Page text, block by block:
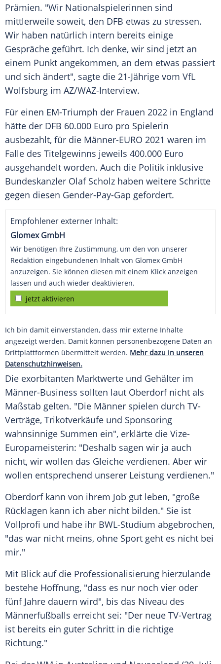
Prämien. "Wir Nationalspielerinnen sind
mittlerweile soweit, den DFB etwas zu stressen.
Wir haben natürlich intern bereits einige
Gespräche geführt. Ich denke, wir sind jetzt an
einem Punkt angekommen, an dem etwas passiert
und sich ändert", sagte die 21-Jährige vom VfL
Wolfsburg im AZ/WAZ-Interview.
Für einen EM-Triumph der Frauen 2022 in England
hätte der DFB 60.000 Euro pro Spielerin
ausbezahlt, für die Männer-EURO 2021 waren im
Falle des Titelgewinns jeweils 400.000 Euro
ausgehandelt worden. Auch die Politik inklusive
Bundeskanzler Olaf Scholz haben weitere Schritte
gegen diesen Gender-Pay-Gap gefordert.
Empfohlener externer Inhalt:
Glomex GmbH
Wir benötigen Ihre Zustimmung, um den von unserer
Redaktion eingebundenen Inhalt von Glomex GmbH
anzuzeigen. Sie können diesen mit einem Klick anzeigen
lassen und auch wieder deaktivieren.
jetzt aktivieren
Ich bin damit einverstanden, dass mir externe Inhalte
angezeigt werden. Damit können personenbezogene Daten an
Drittplattformen übermittelt werden. Mehr dazu in unseren
Datenschutzhinweisen.
Die exorbitanten Marktwerte und Gehälter im
Männer-Business sollten laut Oberdorf nicht als
Maßstab gelten. "Die Männer spielen durch TV-
Verträge, Trikotverkäufe und Sponsoring
wahnsinnige Summen ein", erklärte die Vize-
Europameisterin: "Deshalb sagen wir ja auch
nicht, wir wollen das Gleiche verdienen. Aber wir
wollen entsprechend unserer Leistung verdienen."
Oberdorf kann von ihrem Job gut leben, "große
Rücklagen kann ich aber nicht bilden." Sie ist
Vollprofi und habe ihr BWL-Studium abgebrochen,
"das war nicht meins, ohne Sport geht es nicht bei
mir."
Mit Blick auf die Professionalisierung hierzulande
bestehe Hoffnung, "dass es nur noch vier oder
fünf Jahre dauern wird", bis das Niveau des
Männerfußballs erreicht sei: "Der neue TV-Vertrag
ist bereits ein guter Schritt in die richtige
Richtung."